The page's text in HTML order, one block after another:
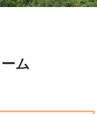
ム